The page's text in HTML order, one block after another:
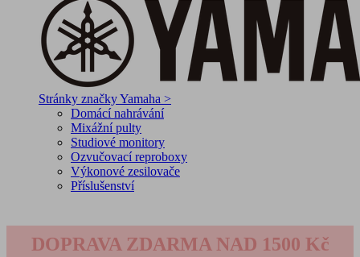
Stránky značky Yamaha >
Domácí nahrávání
Mixážní pulty
Studiové monitory
Ozvučovací reproboxy
Výkonové zesilovače
Příslušenství
DOPRAVA ZDARMA NAD 1500 Kč